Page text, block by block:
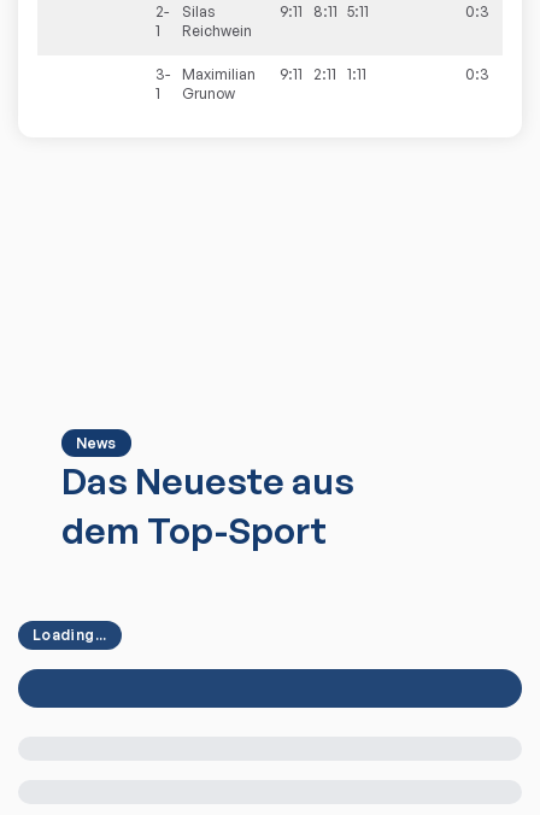
2-
1
Silas
Reichwein
9:11 8:11 5:11 0:3
3-
1
Maximilian
Grunow
9:11 2:11 1:11 0:3
News
Das Neueste aus
dem Top-Sport
Loading...